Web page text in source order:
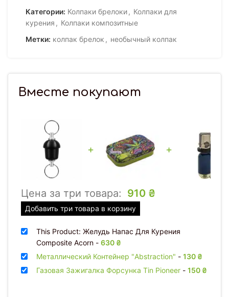
Категории: Колпаки брелоки, Колпаки для
курения , Колпаки композитные
Метки: колпак брелок , необычный колпак
Вместе покупают
+ +
Цена за три товара: 910 ₴
Добавить три товара в корзину
This Product: Желудь Напас Для Курения
Composite Acorn - 630 ₴
Металлический Контейнер "Abstraction" - 130 ₴
Газовая Зажигалка Форсунка Tin Pioneer - 150 ₴